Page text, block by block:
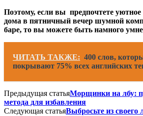
Поэтому, если вы предпочтете уютное
дома в пятничный вечер шумной
баре, то вы можете быть намного
ЧИТАТЬ ТАКЖЕ: 400 слов,
покрывают 75% всех английских
Предыдущая статьяМорщинки на лбу:
метода для избавления
Следующая статьяВыбросьте из своего